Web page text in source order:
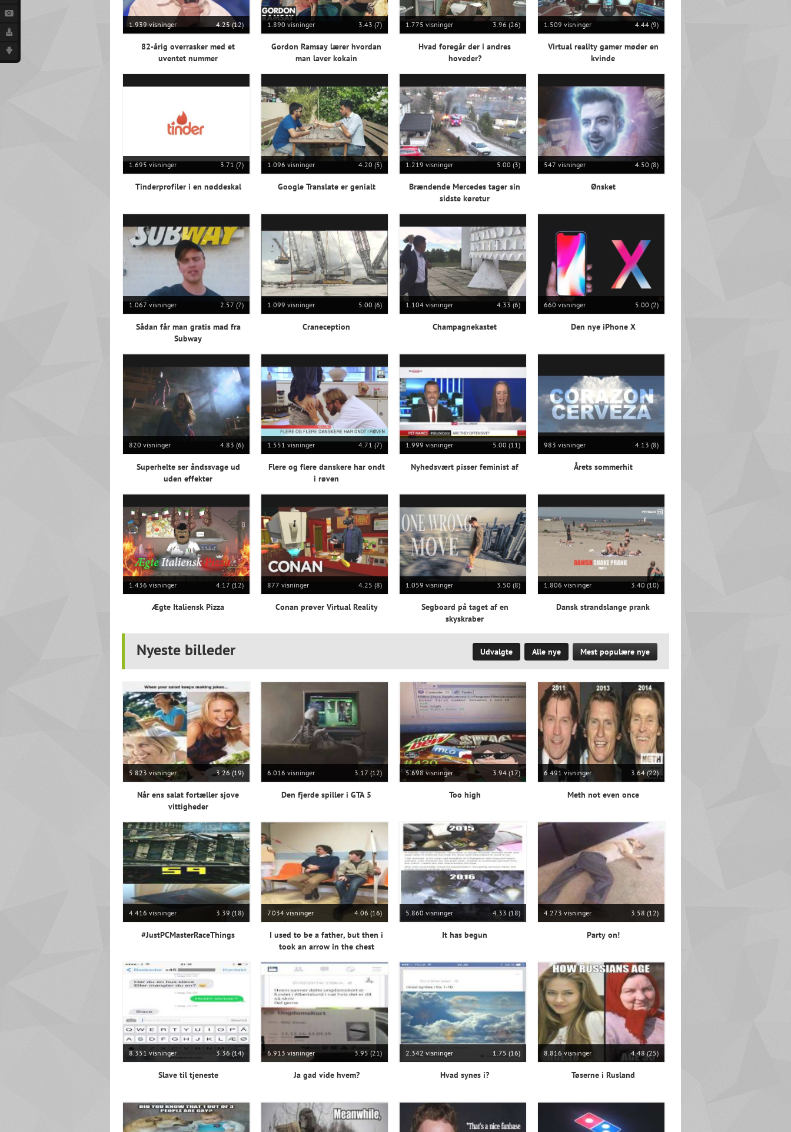
1.939 visninger 4.25 (12)
82-årig overrasker med et
uventet nummer
1.890 visninger 3.43 (7)
Gordon Ramsay lærer hvordan
man laver kokain
1.775 visninger 3.96 (26)
Hvad foregår der i andres
hoveder?
1.509 visninger 4.44 (9)
Virtual reality gamer møder en
kvinde
1.695 visninger 3.71 (7)
Tinderprofiler i en nøddeskal
1.096 visninger 4.20 (5)
Google Translate er genialt
1.219 visninger 5.00 (3)
Brændende Mercedes tager sin
sidste køretur
547 visninger 4.50 (8)
Ønsket
1.067 visninger 2.57 (7)
Sådan får man gratis mad fra
Subway
1.099 visninger 5.00 (6)
Craneception
1.104 visninger 4.33 (6)
Champagnekastet
660 visninger 5.00 (2)
Den nye iPhone X
820 visninger 4.83 (6)
Superhelte ser åndssvage ud
uden effekter
1.551 visninger 4.71 (7)
Flere og flere danskere har ondt
i røven
1.999 visninger 5.00 (11)
Nyhedsvært pisser feminist af
983 visninger 4.13 (8)
Årets sommerhit
1.436 visninger 4.17 (12)
Ægte Italiensk Pizza
877 visninger 4.25 (8)
Conan prøver Virtual Reality
1.059 visninger 3.50 (8)
Segboard på taget af en
skyskraber
1.806 visninger 3.40 (10)
Dansk strandslange prank
Nyeste billeder Udvalgte Alle nye Mest populære nye
5.823 visninger 3.26 (19)
Når ens salat fortæller sjove
vittigheder
6.016 visninger 3.17 (12)
Den fjerde spiller i GTA 5
5.698 visninger 3.94 (17)
Too high
6.491 visninger 3.64 (22)
Meth not even once
4.416 visninger 3.39 (18)
#JustPCMasterRaceThings
7.034 visninger 4.06 (16)
I used to be a father, but then i
took an arrow in the chest
5.860 visninger 4.33 (18)
It has begun
4.273 visninger 3.58 (12)
Party on!
8.351 visninger 3.36 (14)
Slave til tjeneste
6.913 visninger 3.95 (21)
Ja gad vide hvem?
2.342 visninger 1.75 (16)
Hvad synes i?
8.816 visninger 4.48 (25)
Tøserne i Rusland